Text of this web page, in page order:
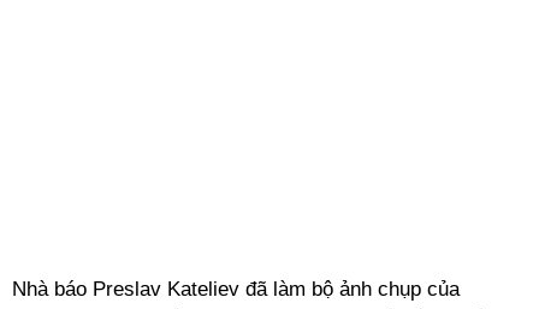
Nhà báo Preslav Kateliev đã làm bộ ảnh chụp của